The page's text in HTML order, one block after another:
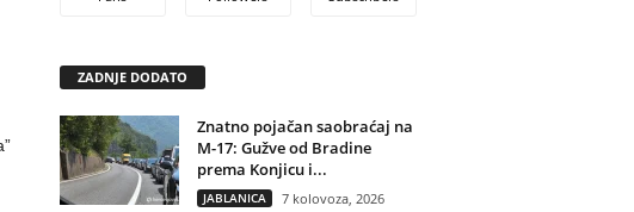
ZADNJE DODATO
Znatno pojačan saobraćaj na
M-17: Gužve od Bradine
prema Konjicu i...
JABLANICA 7 kolovoza, 2026